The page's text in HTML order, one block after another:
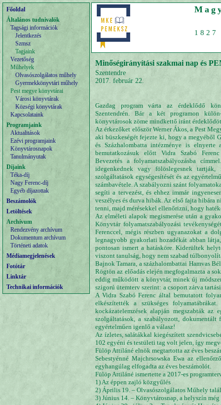
Főoldal
Általános tudnivalók
Tagsági információk
Jelentkezés
Szmsz
Tagjaink
Vezetőség
Műhelyek
Olvasószolgálatos műhely
Gyermekkönyvtári műhely
Pest megye könyvtárai
Városi könyvtárak
Községi könyvtárak
Kapcsolataink
Programjaink
Aktualitások
Ezévi programjaink
Könyvtárosnapok
Tanulmányutak
Díjaink
Téka-díj
Nagy Ferenc-díj
Egyéb díjazottak
Beszámolók
Letöltések
Archívum
Rendezvény archívum
Dokumentum archívum
Történeti adatok
Médiamegjelenések
Fotótár
Linktár
Technikai információk
Minőségirányítási szakmai nap és
Szentendre
2017. február 22.
Gazdag program várta az érdeklődő
Szentendrén. Bár a két programon
könyvtárosok zöme mindkettő iránt
Az érkezőket először Werner Ákos, a Pest
aki büszkeségét fejezte ki, hogy a megyéből
és Százhalombatta intézménye is
bemutatkozásuk előtt Vidra Szabó
Bevezetés a folyamatszabályozásba
idegenkednek vagy fölöslegesnek tartják,
szolgáltatások egységesítését és az
számbavétele. A szabályozni szánt
segíti a tervezést, és ehhez immár
veszélyes és durva hibák. Az első fajta hibára
tenni, majd mérésekkel ellenőrizni, hogy
Az elméleti alapok megismerése után a
Könyvtár folyamatszabályozási
Ferenccel, mégis részben ugyanazokat a
legnagyobb gyakorlati hozadékát abban
pontosan ismert a hatásköre. Kiderültek
viszont tanulság, hogy nem szabad
Bajnok Tamara, a százhalombattai Hamvas
Rögtön az előadás elején megfogalmazta a
eddig működött a könyvtár, minek új
szigorú ütemterv szerint: a csoport zárva
A Vidra Szabó Ferenc által bemutatott
elkészítették a szükséges
kockázatelemzések alapján megszabták az
szolgáltatások, a szabályozott, dokumentált
egyértelműen igenlő a válasz!
Az ízletes, salátákkal kiegészített
102 egyéni és testületi tag volt jelen, így
Fülöp Attiláné elnök megtartotta az éves
Sebestyénné Majchrsowska Ewa az
egyhangúlag elfogadta az éves beszámolót.
Fülöp Attiláné ismertette a 2017-es
1) Az éppen zajló közgyűlés
2) Április 19. – Olvasószolgálatos Műhely
3) Június 14. – Könyvtárosnap, a helyszín